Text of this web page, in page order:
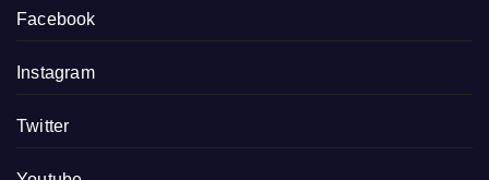
Facebook
Instagram
Twitter